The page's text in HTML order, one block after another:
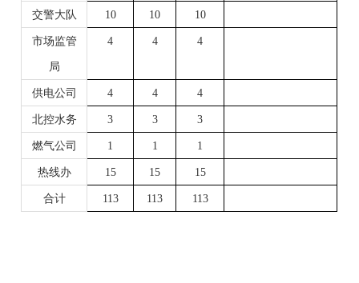
交警大队 10 10 10
市场监管
局
4 4 4
供电公司 4 4 4
北控水务 3 3 3
燃气公司 1 1 1
热线办 15 15 15
合计 113 113 113